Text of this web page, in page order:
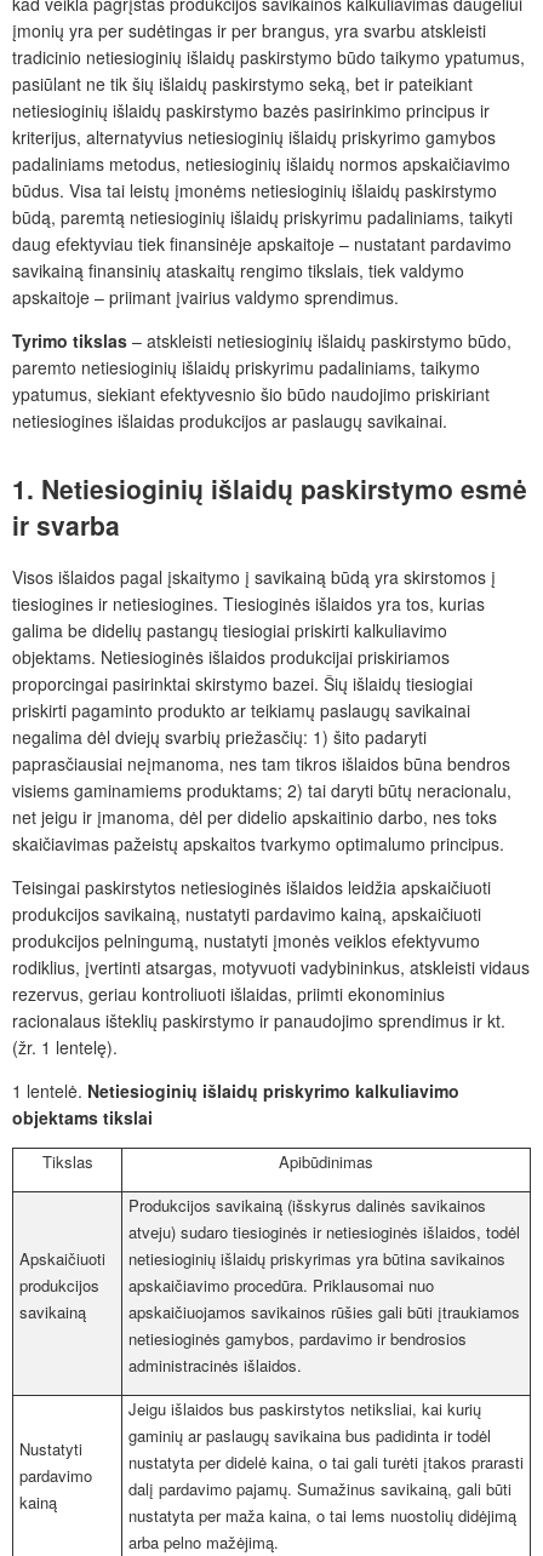
įmonių yra per sudėtingas ir per brangus, yra svarbu atskleisti
tradicinio netiesioginių išlaidų paskirstymo būdo taikymo ypatumus,
pasiūlant ne tik šių išlaidų paskirstymo seką, bet ir pateikiant
netiesioginių išlaidų paskirstymo bazės pasirinkimo principus ir
kriterijus, alternatyvius netiesioginių išlaidų priskyrimo gamybos
padaliniams metodus, netiesioginių išlaidų normos apskaičiavimo
būdus. Visa tai leistų įmonėms netiesioginių išlaidų paskirstymo
būdą, paremtą netiesioginių išlaidų priskyrimu padaliniams, taikyti
daug efektyviau tiek finansinėje apskaitoje – nustatant pardavimo
savikainą finansinių ataskaitų rengimo tikslais, tiek valdymo
apskaitoje – priimant įvairius valdymo sprendimus.
Tyrimo tikslas – atskleisti netiesioginių išlaidų paskirstymo būdo,
paremto netiesioginių išlaidų priskyrimu padaliniams, taikymo
ypatumus, siekiant efektyvesnio šio būdo naudojimo priskiriant
netiesiogines išlaidas produkcijos ar paslaugų savikainai.
1. Netiesioginių išlaidų paskirstymo esmė
ir svarba
Visos išlaidos pagal įskaitymo į savikainą būdą yra skirstomos į
tiesiogines ir netiesiogines. Tiesioginės išlaidos yra tos, kurias
galima be didelių pastangų tiesiogiai priskirti kalkuliavimo
objektams. Netiesioginės išlaidos produkcijai priskiriamos
proporcingai pasirinktai skirstymo bazei. Šių išlaidų tiesiogiai
priskirti pagaminto produkto ar teikiamų paslaugų savikainai
negalima dėl dviejų svarbių priežasčių: 1) šito padaryti
paprasčiausiai neįmanoma, nes tam tikros išlaidos būna bendros
visiems gaminamiems produktams; 2) tai daryti būtų neracionalu,
net jeigu ir įmanoma, dėl per didelio apskaitinio darbo, nes toks
skaičiavimas pažeistų apskaitos tvarkymo optimalumo principus.
Teisingai paskirstytos netiesioginės išlaidos leidžia apskaičiuoti
produkcijos savikainą, nustatyti pardavimo kainą, apskaičiuoti
produkcijos pelningumą, nustatyti įmonės veiklos efektyvumo
rodiklius, įvertinti atsargas, motyvuoti vadybininkus, atskleisti vidaus
rezervus, geriau kontroliuoti išlaidas, priimti ekonominius
racionalaus išteklių paskirstymo ir panaudojimo sprendimus ir kt.
(žr. 1 lentelę).
1 lentelė. Netiesioginių išlaidų priskyrimo kalkuliavimo
objektams tikslai
Tikslas Apibūdinimas
Apskaičiuoti
produkcijos
savikainą
Produkcijos savikainą (išskyrus dalinės savikainos
atveju) sudaro tiesioginės ir netiesioginės išlaidos, todėl
netiesioginių išlaidų priskyrimas yra būtina savikainos
apskaičiavimo procedūra. Priklausomai nuo
apskaičiuojamos savikainos rūšies gali būti įtraukiamos
netiesioginės gamybos, pardavimo ir bendrosios
administracinės išlaidos.
Nustatyti
pardavimo
kainą
Jeigu išlaidos bus paskirstytos netiksliai, kai kurių
gaminių ar paslaugų savikaina bus padidinta ir todėl
nustatyta per didelė kaina, o tai gali turėti įtakos prarasti
dalį pardavimo pajamų. Sumažinus savikainą, gali būti
nustatyta per maža kaina, o tai lems nuostolių didėjimą
arba pelno mažėjimą.